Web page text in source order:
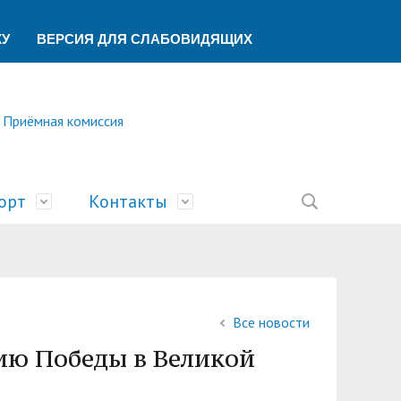
ВЕРСИЯ ДЛЯ СЛАБОВИДЯЩИХ
Приёмная комиссия
и финансового контроля
образования
и университеты»
Контакты
Все новости
Победы в Великой